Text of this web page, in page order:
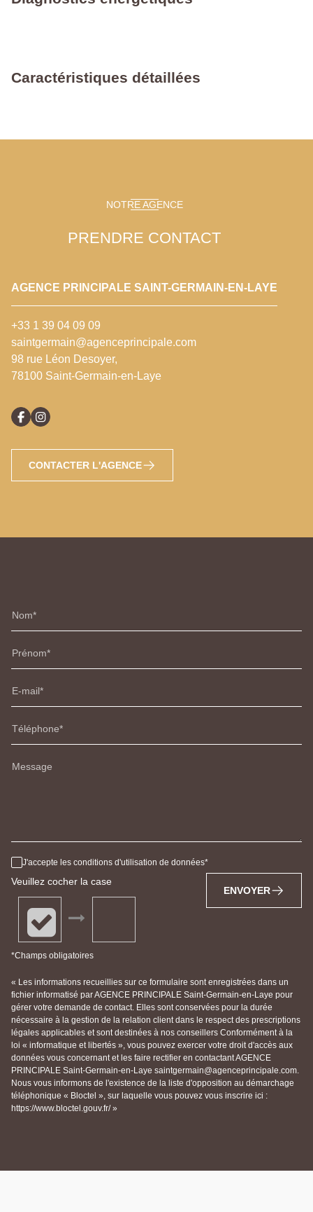
Caractéristiques détaillées
NOTRE AGENCE
PRENDRE CONTACT
AGENCE PRINCIPALE SAINT-GERMAIN-EN-LAYE
+33 1 39 04 09 09
saintgermain@agenceprincipale.com
98 rue Léon Desoyer,
78100 Saint-Germain-en-Laye
CONTACTER L'AGENCE
Nom
Prénom
E-mail
Téléphone
Message
J'accepte les conditions d'utilisation de données
Veuillez cocher la case
*Champs obligatoires
ENVOYER
« Les informations recueillies sur ce formulaire sont enregistrées dans un
fichier informatisé par AGENCE PRINCIPALE Saint-Germain-en-Laye pour
gérer votre demande de contact. Elles sont conservées pour la durée
nécessaire à la gestion de la relation client dans le respect des prescriptions
légales applicables et sont destinées à nos conseillers Conformément à la
loi « informatique et libertés », vous pouvez exercer votre droit d'accès aux
données vous concernant et les faire rectifier en contactant AGENCE
PRINCIPALE Saint-Germain-en-Laye saintgermain@agenceprincipale.com.
Nous vous informons de l'existence de la liste d'opposition au démarchage
téléphonique « Bloctel », sur laquelle vous pouvez vous inscrire ici :
https://www.bloctel.gouv.fr/ »